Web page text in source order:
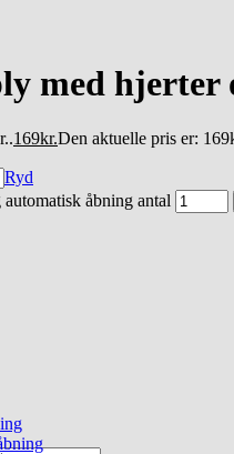
med hjerter
169kr.Den aktuelle pris er:
Ryd
åbning antal